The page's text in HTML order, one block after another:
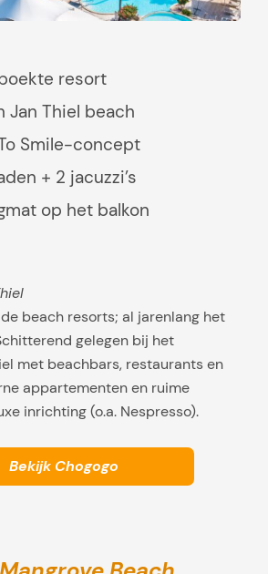
i
m
a
m
i
s
resort
Jan Thiel beach
Smile-concept
+ 2 jacuzzi’s
op het balkon
beach resorts; al jarenlang het
gelegen bij het
met beachbars, restaurants en
appartementen en ruime
inrichting (o.a. Nespresso).
Bekijk Chogogo